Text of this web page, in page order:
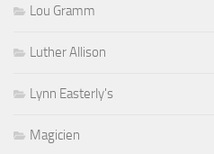
Lou Gramm
Luther Allison
Lynn Easterly's
Magicien